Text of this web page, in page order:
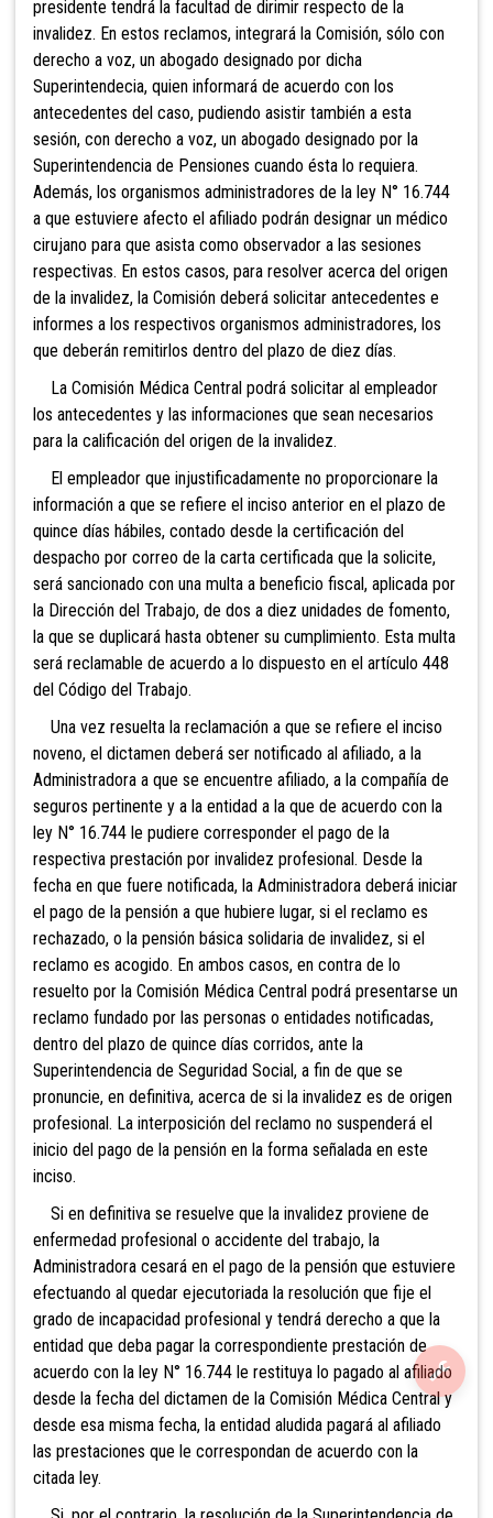
presidente tendrá la facultad de dirimir respecto de la
invalidez. En estos reclamos, integrará la Comisión, sólo con
derecho a voz, un abogado designado por dicha
Superintendecia, quien informará de acuerdo con los
antecedentes del caso, pudiendo asistir también a esta
sesión, con derecho a voz, un abogado designado por la
Superintendencia de Pensiones cuando ésta lo requiera.
Además, los organismos administradores de la ley N° 16.744
a que estuviere afecto el afiliado podrán designar un médico
cirujano para que asista como observador a las sesiones
respectivas. En estos casos, para resolver acerca del origen
de la invalidez, la Comisión deberá solicitar antecedentes e
informes a los respectivos organismos administradores, los
que deberán remitirlos dentro del plazo de diez días.
La Comisión Médica Central podrá solicitar al empleador
los antecedentes y las informaciones que sean necesarios
para la calificación del origen de la invalidez.
El empleador que injustificadamente no proporcionare la
información a que se refiere el inciso anterior en el plazo de
quince días hábiles, contado desde la certificación del
despacho por correo de la carta certificada que la solicite,
será sancionado con una multa a beneficio fiscal, aplicada por
la Dirección del Trabajo, de dos a diez unidades de fomento,
la que se duplicará hasta obtener su cumplimiento. Esta multa
será reclamable de acuerdo a lo dispuesto en el artículo 448
del Código del Trabajo.
Una vez resuelta la reclamación a que se refiere el inciso
noveno, el dictamen deberá ser notificado al afiliado, a la
Administradora a que se encuentre afiliado, a la compañía de
seguros pertinente y a la entidad a la que de acuerdo con la
ley N° 16.744 le pudiere corresponder el pago de la
respectiva prestación por invalidez profesional. Desde la
fecha en que fuere notificada, la Administradora deberá iniciar
el pago de la pensión a que hubiere lugar, si el reclamo es
rechazado, o la pensión básica solidaria de invalidez, si el
reclamo es acogido. En ambos casos, en contra de lo
resuelto por la Comisión Médica Central podrá presentarse un
reclamo fundado por las personas o entidades notificadas,
dentro del plazo de quince días corridos, ante la
Superintendencia de Seguridad Social, a fin de que se
pronuncie, en definitiva, acerca de si la invalidez es de origen
profesional. La interposición del reclamo no suspenderá el
inicio del pago de la pensión en la forma señalada en este
inciso.
Si en definitiva se resuelve que la invalidez proviene de
enfermedad profesional o accidente del trabajo, la
Administradora cesará en el pago de la pensión que estuviere
efectuando al quedar ejecutoriada la resolución que fije el
grado de incapacidad profesional y tendrá derecho a que la
entidad que deba pagar la correspondiente prestación de
acuerdo con la ley N° 16.744 le restituya lo pagado al afiliado
desde la fecha del dictamen de la Comisión Médica Central y
desde esa misma fecha, la entidad aludida pagará al afiliado
las prestaciones que le correspondan de acuerdo con la
citada ley.